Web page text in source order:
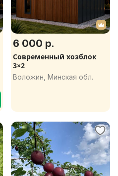
6 000 р.
Современный хозблок
3×2
Воложин, Минская обл.